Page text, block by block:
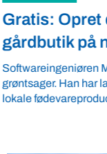
Fredspligt
fordel
giver ro i maven til
velkommen ...